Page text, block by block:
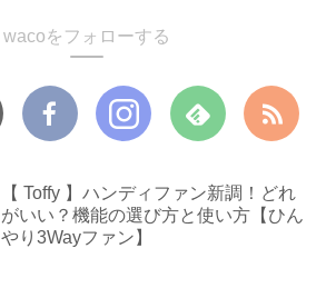
wacoをフォローする
【 Toffy 】ハンディファン新調！どれ
がいい？機能の選び方と使い方【ひん
やり3Wayファン】